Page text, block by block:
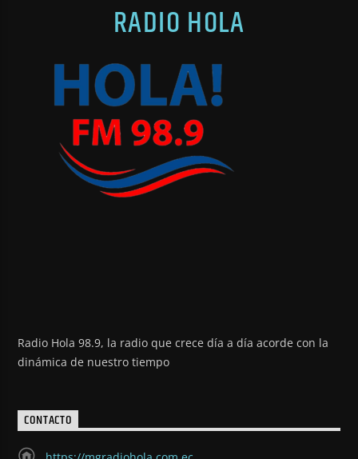
RADIO HOLA
Radio Hola 98.9, la radio que crece día a día acorde con la
dinámica de nuestro tiempo
CONTACTO